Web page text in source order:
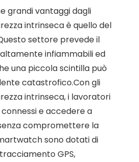
grandi vantaggi dagli
intrinseca è quello del
settore prevede il
infiammabili ed
una piccola scintilla può
catastrofico.Con gli
intrinseca, i lavoratori
e accedere a
compromettere la
sono dotati di
GPS,